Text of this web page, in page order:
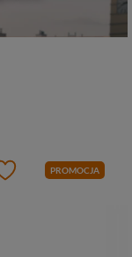
PROMOCJA